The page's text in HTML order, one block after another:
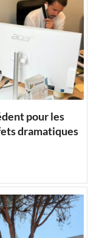
pour les
dramatiques